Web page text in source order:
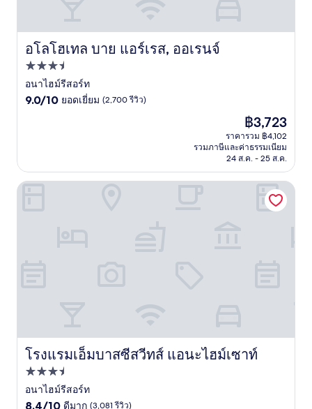
อโลโฮเทล บาย แอร์เรส, ออเรนจ์
อโลโฮเทล บาย แอร์เรส, ออเรนจ์
ที่พัก
3.5
ดาว
อนาไฮม์รีสอร์ท
9.0
รีวิว)
9.0/10 ยอดเยี่ยม (2,700 รีวิว)
ราคา
ปัจจุบัน
คือ
฿3,723
฿3,723
ราคารวม ฿4,102
รวมภาษีและค่าธรรมเนียม
24 ส.ค. - 25 ส.ค.
โรงแรมเอ็มบาสซีสวีทส์ แอนะไฮม์เซาท์
โรงแรมเอ็มบาสซีสวีทส์ แอนะไฮม์เซาท์
ที่พัก
3.5
ดาว
อนาไฮม์รีสอร์ท
8.4
8.4/10 ดีมาก (3,081 รีวิว)
โรงแรมเอ็มบาสซีสวีทส์ แอนะไฮม์เซาท์